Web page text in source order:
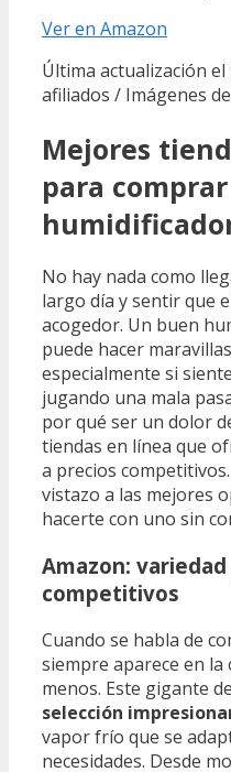
Ver en Amazon
Última actualización el
afiliados / Imágenes
Mejores
para comprar
No hay nada como
largo día y sentir que
acogedor. Un buen
puede hacer
especialmente si
jugando una mala
por qué ser un dolor
tiendas en línea que
a precios
vistazo a las mejores
hacerte con uno sin
Amazon:
competitivos
Cuando se habla de
siempre aparece en la
menos. Este gigante
selección
vapor frío que se
necesidades. Desde